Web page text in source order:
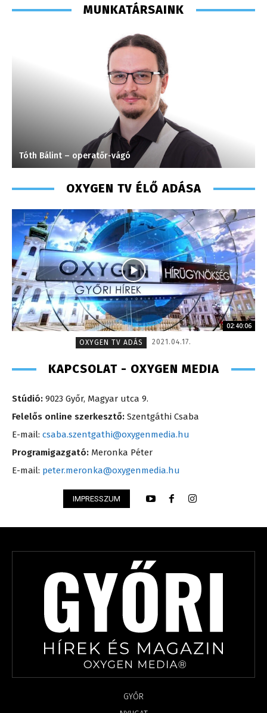
MUNKATÁRSAINK
Tóth Bálint – operatőr-vágó
OXYGEN TV ÉLŐ ADÁSA
02:40:06
OXYGEN TV ADÁS
2021.04.17.
KAPCSOLAT - OXYGEN MEDIA
Stúdió: 9023 Győr, Magyar utca 9.
Felelős online szerkesztő: Szentgáthi Csaba
E-mail: csaba.szentgathi@oxygenmedia.hu
Programigazgató: Meronka Péter
E-mail: peter.meronka@oxygenmedia.hu
IMPRESSZUM
GYŐR